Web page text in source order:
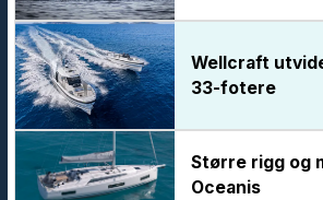
Wellcraft
33-fotere
Større rigg og
Oceanis